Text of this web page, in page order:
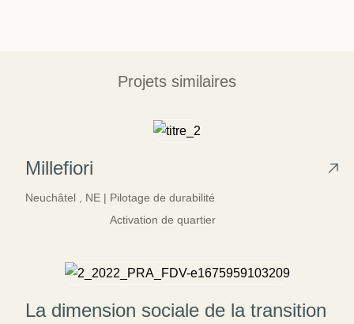
Projets similaires
Millefiori
Neuchâtel , NE | Pilotage de durabilité
Activation de quartier
La dimension sociale de la transition